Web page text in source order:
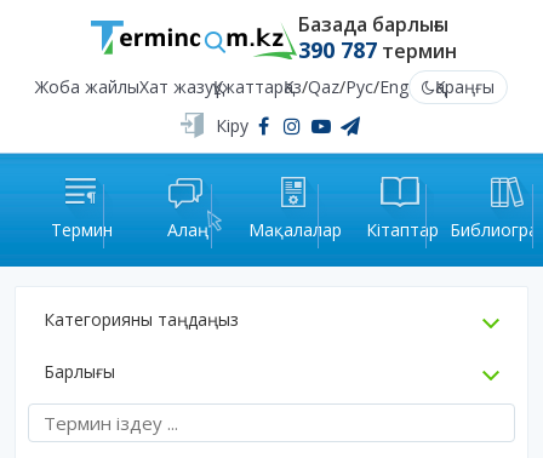
Базада барлығы
390 787термин
Жоба жайлыХат жазуҚұжаттарҚаз/Qaz/Рус/Eng
Қараңғы
Кіру
Термин Алаң Мақалалар Кітаптар
Категорияны таңдаңыз
Барлығы